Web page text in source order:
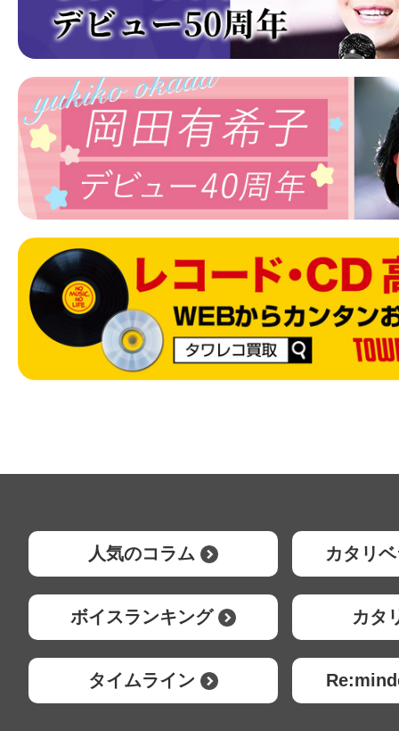
人気のコラム カタリ
ボイスランキング カタ
タイムライン